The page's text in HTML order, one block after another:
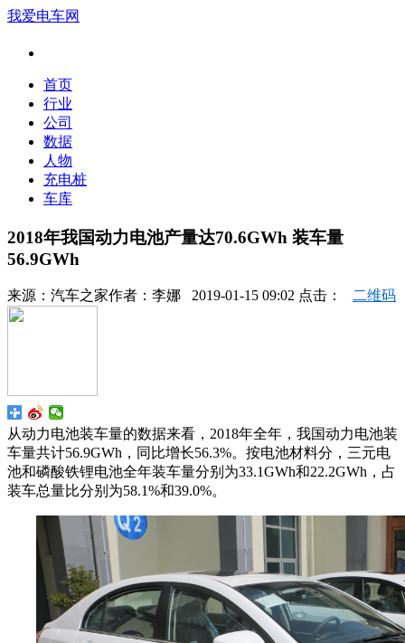
我爱电车网
首页
行业
公司
数据
人物
充电桩
车库
2018年我国动力电池产量达70.6GWh 装车量
56.9GWh
来源： 汽车之家作者： 李娜 2019-01-15 09:02 点击： 二维码
从动力电池装车量的数据来看，2018年全年，我国动力电池装
车量共计56.9GWh，同比增长56.3%。按电池材料分，三元电
池和磷酸铁锂电池全年装车量分别为33.1GWh和22.2GWh，占
装车总量比分别为58.1%和39.0%。